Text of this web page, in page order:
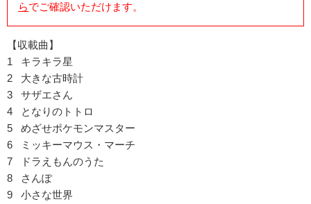
らでご確認いただけます。
【収載曲】
1 キラキラ星
2 大きな古時計
3 サザエさん
4 となりのトトロ
5 めざせポケモンマスター
6 ミッキーマウス・マーチ
7 ドラえもんのうた
8 さんぽ
9 小さな世界